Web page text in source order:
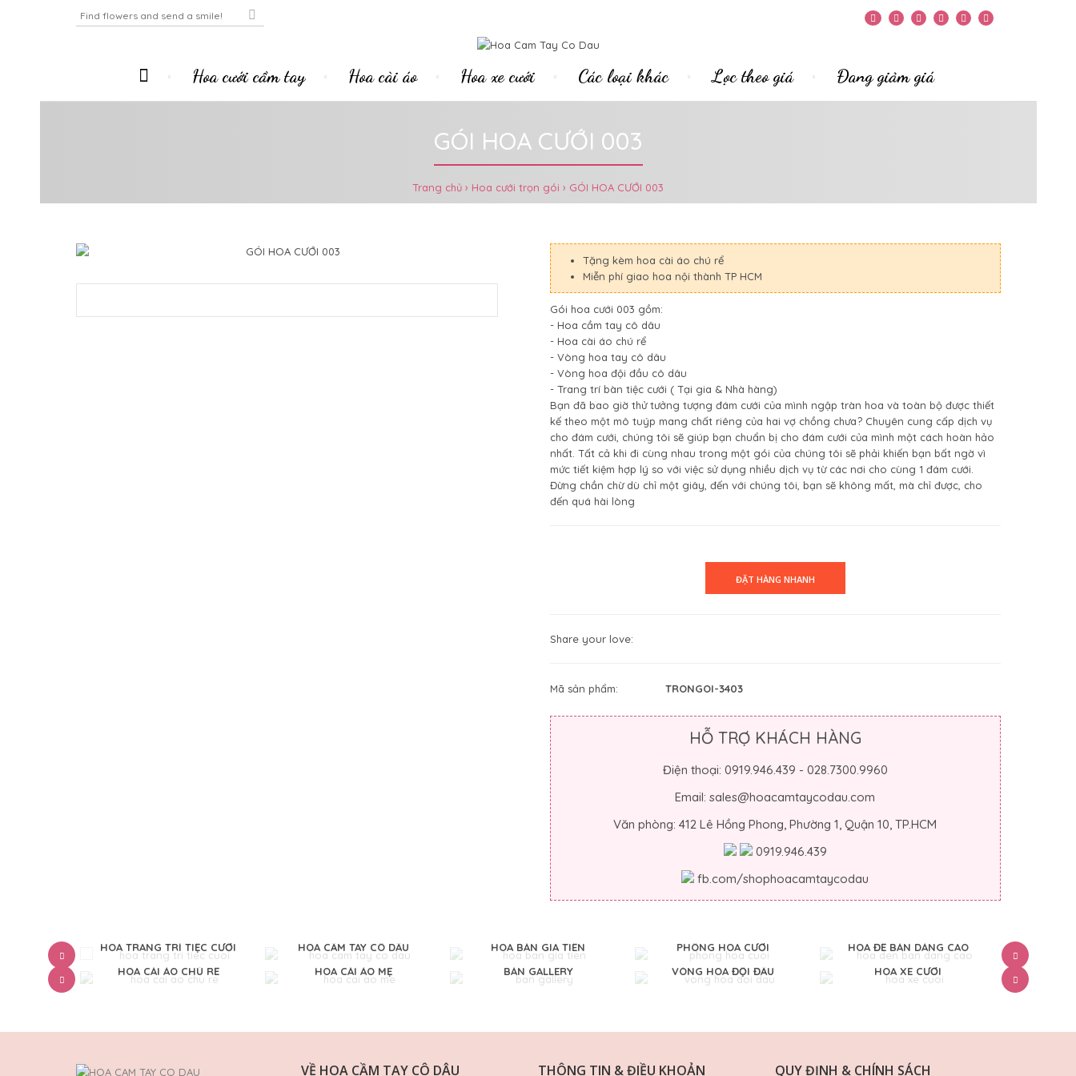
Hoa cưới cầm tay Hoa cài áo Hoa xe cưới Các loại khác Lọc theo giá Đang giảm giá
GÓI HOA CƯỚI 003
Trang chủ Hoa cưới trọn gói GÓI HOA CƯỚI 003
Tặng kèm hoa cài áo chú rể
Miễn phí giao hoa nội thành TP HCM
Gói hoa cưới 003 gồm:
- Hoa cầm tay cô dâu
- Hoa cài áo chú rể
- Vòng hoa tay cô dâu
- Vòng hoa đội đầu cô dâu
- Trang trí bàn tiệc cưới ( Tại gia & Nhà hàng)
Bạn đã bao giờ thử tưởng tượng đám cưới của mình ngập tràn hoa và toàn bộ được thiết
kế theo một mô tuýp mang chất riêng của hai vợ chồng chưa? Chuyên cung cấp dịch vụ
cho đám cưới, chúng tôi sẽ giúp bạn chuẩn bị cho đám cưới của mình một cách hoàn hảo
nhất. Tất cả khi đi cùng nhau trong một gói của chúng tôi sẽ phải khiến bạn bất ngờ vì
mức tiết kiệm hợp lý so với việc sử dụng nhiều dịch vụ từ các nơi cho cùng 1 đám cưới.
Đừng chần chừ dù chỉ một giây, đến với chúng tôi, bạn sẽ không mất, mà chỉ được, cho
đến quá hài lòng
Share your love:
Mã sản phẩm: TRONGOI-3403
HỖ TRỢ KHÁCH HÀNG
Điện thoại: 0919.946.439 - 028.7300.9960
Email: sales@hoacamtaycodau.com
Văn phòng: 412 Lê Hồng Phong, Phường 1, Quận 10, TP.HCM
0919.946.439
fb.com/shophoacamtaycodau
HOA TRANG TRÍ TIỆC CƯỚI HOA CẦM TAY CÔ DÂU HOA BÀN GIA TIÊN PHÔNG HOA CƯỚI HOA ĐỂ BÀN DÁNG CAO
HOA CÀI ÁO CHÚ RỂ HOA CÀI ÁO MẸ BÀN GALLERY VÒNG HOA ĐỘI ĐẦU HOA XE CƯỚI
VỀ HOA CẦM TAY CÔ DÂU THÔNG TIN & ĐIỀU KHOẢN QUY ĐỊNH & CHÍNH SÁCH